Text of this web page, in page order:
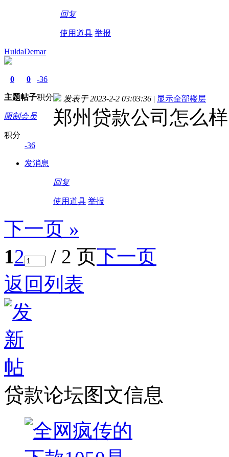
回复
使用道具 举报
HuldaDemar
0
主题
0
帖子
-36
积分
限制会员
积分
-36
发消息
发表于 2023-2-2 03:03:36 | 显示全部楼层
郑州贷款公司怎么样
回复
使用道具 举报
下一页 »
12 / 2 页下一页
返回列表
贷款论坛图文信息